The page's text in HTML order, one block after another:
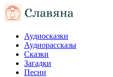
Аудиосказки
Аудиорассказы
Сказки
Загадки
Песни